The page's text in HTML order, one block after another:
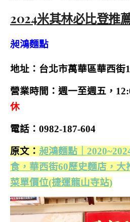
2024米其林必比登推
昶鴻麵點
地址：台北市萬華區華西街
營業時間：週一至週五，
休
電話：0982-187-604
原文： 昶鴻麵點｜
食，華西街60歷史麵店，大
菜單價位(捷運龍山寺站)